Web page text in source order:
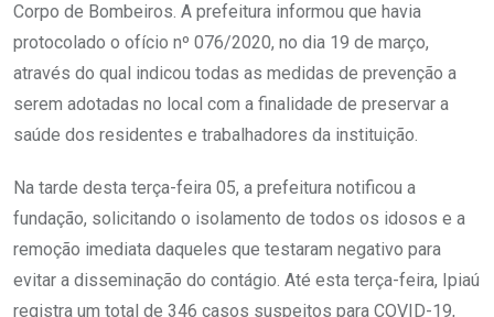
Corpo de Bombeiros. A prefeitura informou que havia
protocolado o ofício nº 076/2020, no dia 19 de março,
através do qual indicou todas as medidas de prevenção a
serem adotadas no local com a finalidade de preservar a
saúde dos residentes e trabalhadores da instituição.
Na tarde desta terça-feira 05, a prefeitura notificou a
fundação, solicitando o isolamento de todos os idosos e a
remoção imediata daqueles que testaram negativo para
evitar a disseminação do contágio. Até esta terça-feira, Ipiaú
registra um total de 346 casos suspeitos para COVID-19,